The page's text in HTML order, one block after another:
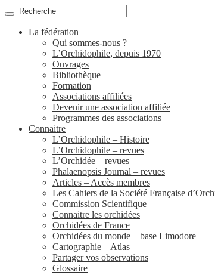
La fédération
Qui sommes-nous ?
L’Orchidophile, depuis 1970
Ouvrages
Bibliothèque
Formation
Associations affiliées
Devenir une association affiliée
Programmes des associations
Connaitre
L’Orchidophile – Histoire
L’Orchidophile – revues
L’Orchidée – revues
Phalaenopsis Journal – revues
Articles – Accès membres
Les Cahiers de la Société Française
Commission Scientifique
Connaitre les orchidées
Orchidées de France
Orchidées du monde – base Limodore
Cartographie – Atlas
Partager vos observations
Glossaire